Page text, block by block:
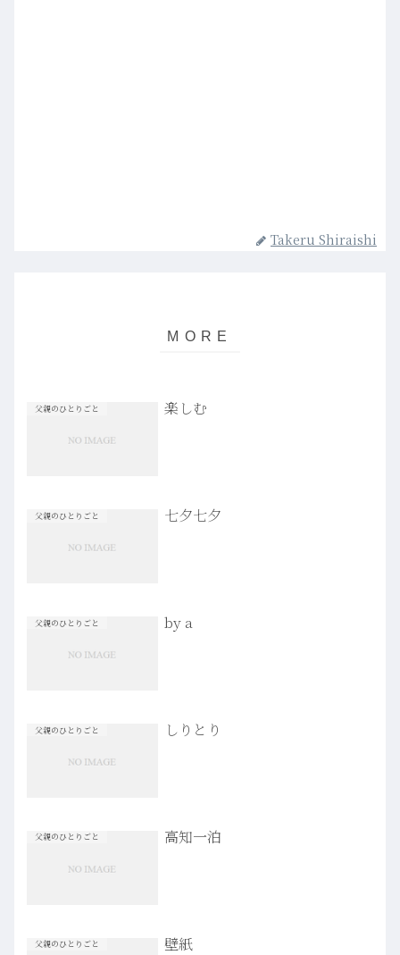
Takeru Shiraishi
父親のひとりごと 楽しむ
父親のひとりごと 七夕七夕
父親のひとりごと by a
父親のひとりごと しりとり
父親のひとりごと 高知一泊
父親のひとりごと 壁紙